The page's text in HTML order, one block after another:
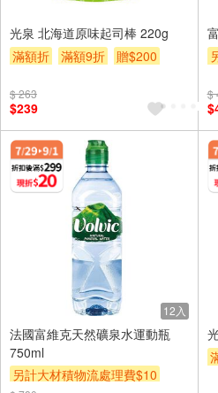
光泉 北海道原味起司棒 220g
滿額折
滿額9折 贈$200
$ 263
$239
$
12入
法國富維克天然礦泉水運動瓶
750ml
另計大材積物流處理費$10